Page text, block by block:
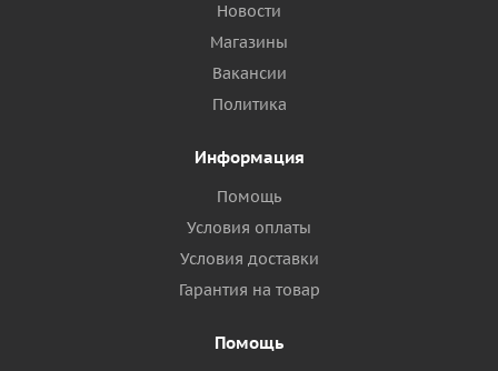
Новости
Магазины
Вакансии
Политика
Информация
Помощь
Условия оплаты
Условия доставки
Гарантия на товар
Помощь